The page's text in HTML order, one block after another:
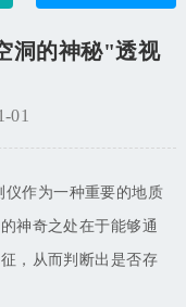
洞的神秘"透视
01
作为一种重要的地质
神奇之处在于能够通
，从而判断出是否存